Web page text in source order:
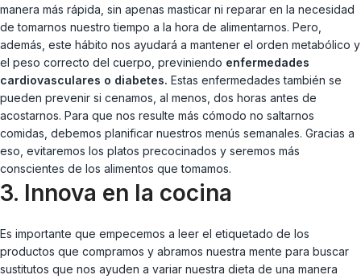
manera más rápida, sin apenas masticar ni reparar en la necesidad
de tomarnos nuestro tiempo a la hora de alimentarnos. Pero,
además, este hábito nos ayudará a mantener el orden metabólico y
el peso correcto del cuerpo, previniendo enfermedades
cardiovasculares o diabetes. Estas enfermedades también se
pueden prevenir si cenamos, al menos, dos horas antes de
acostarnos. Para que nos resulte más cómodo no saltarnos
comidas, debemos planificar nuestros menús semanales. Gracias a
eso, evitaremos los platos precocinados y seremos más
conscientes de los alimentos que tomamos.
3. Innova en la cocina
Es importante que empecemos a leer el etiquetado de los
productos que compramos y abramos nuestra mente para buscar
sustitutos que nos ayuden a variar nuestra dieta de una manera